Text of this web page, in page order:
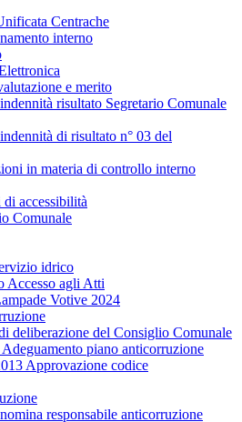
Centrache
interno
e merito
risultato Segretario Comunale
di risultato n° 03 del
in materia di controllo interno
accessibilità
Comunale
idrico
Accesso agli Atti
Votive 2024
deliberazione del Consiglio Comunale
piano anticorruzione
Approvazione codice
responsabile anticorruzione